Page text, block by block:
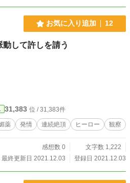
お気に入り追加 12
して許しを請う
31,383 位 / 31,383件
薬 発情 連続絶頂 ヒーロー 観察
感想数 0
文字数 1,222
最終更新日 2021.12.03
登録日 2021.12.03